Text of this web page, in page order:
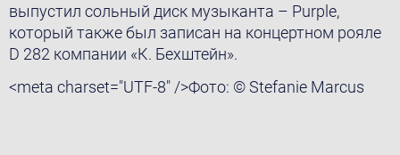
выпустил сольный диск музыканта – Purple,
который также был записан на концертном роялe
D 282 компании «К. Бехштейн».
<meta charset="UTF-8" />Фото: © Stefanie Marcus